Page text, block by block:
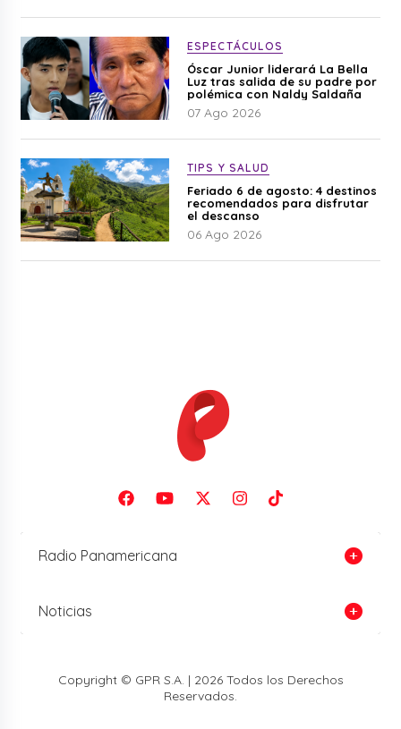
ESPECTÁCULOS
Óscar Junior liderará La Bella
Luz tras salida de su padre por
polémica con Naldy Saldaña
07 Ago 2026
TIPS Y SALUD
Feriado 6 de agosto: 4 destinos
recomendados para disfrutar
el descanso
06 Ago 2026
Radio Panamericana
Noticias
Copyright © GPR S.A. | 2026 Todos los Derechos
Reservados.